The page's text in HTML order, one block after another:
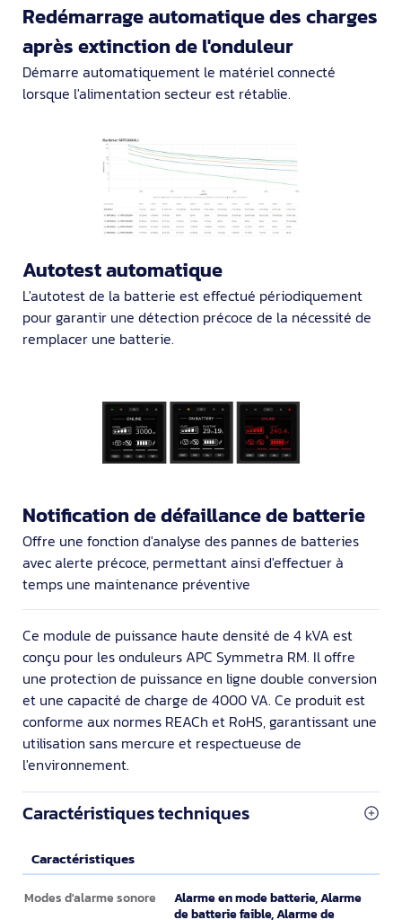
Redémarrage automatique des charges
après extinction de l'onduleur
Démarre automatiquement le matériel connecté
lorsque l'alimentation secteur est rétablie.
Autotest automatique
L'autotest de la batterie est effectué périodiquement
pour garantir une détection précoce de la nécessité de
remplacer une batterie.
Notification de défaillance de batterie
Offre une fonction d'analyse des pannes de batteries
avec alerte précoce, permettant ainsi d'effectuer à
temps une maintenance préventive
Ce module de puissance haute densité de 4 kVA est
conçu pour les onduleurs APC Symmetra RM. Il offre
une protection de puissance en ligne double conversion
et une capacité de charge de 4000 VA. Ce produit est
conforme aux normes REACh et RoHS, garantissant une
utilisation sans mercure et respectueuse de
l'environnement.
Caractéristiques techniques
Caractéristiques
Caractéristiques
Modes d'alarme sonore
Alarme en mode batterie, Alarme
de batterie faible, Alarme de